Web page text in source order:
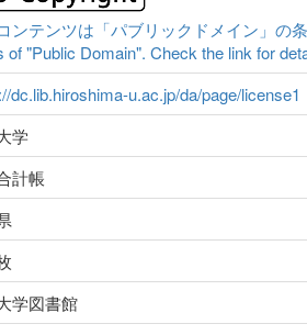
ンテンツは「パブリックドメイン」の
of "Public Domain". Check the link for
dc.lib.hiroshima-u.ac.jp/da/page/license1
学
計帳
学図書館